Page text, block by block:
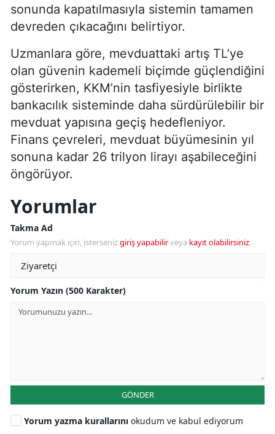
sonunda kapatılmasıyla sistemin tamamen
devreden çıkacağını belirtiyor.
Uzmanlara göre, mevduattaki artış TL’ye
olan güvenin kademeli biçimde güçlendiğini
gösterirken, KKM’nin tasfiyesiyle birlikte
bankacılık sisteminde daha sürdürülebilir bir
mevduat yapısına geçiş hedefleniyor.
Finans çevreleri, mevduat büyümesinin yıl
sonuna kadar 26 trilyon lirayı aşabileceğini
öngörüyor.
Yorumlar
Takma Ad
Yorum yapmak için, istersenizgiriş yapabilirveya kayıt olabilirsiniz.
Yorum Yazın (500 Karakter)
GÖNDER
Yorum yazma kurallarını okudum ve kabul ediyorum